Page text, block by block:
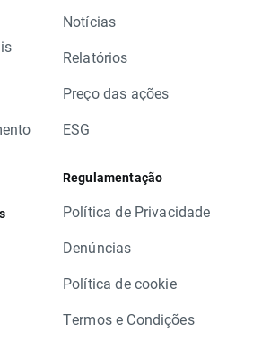
Notícias
Relatórios
Preço das ações
ESG
Regulamentação
Política de Privacidade
Denúncias
Política de cookie
Termos e Condições